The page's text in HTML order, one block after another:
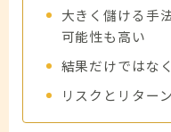
大きく儲ける手
可能性も高い
結果だけではな
リスクとリター